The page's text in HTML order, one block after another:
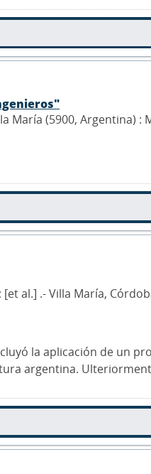
María (5900, Argentina) :
al.] .- Villa María,
la aplicación de un
argentina.